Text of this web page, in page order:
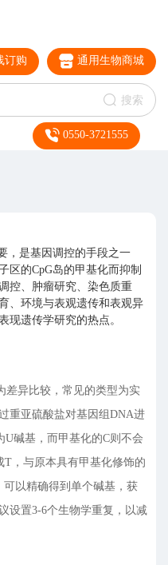
订购 通用生物商城
搜索
0550-3721555
是基因调控的手段之一
区的CpG岛的甲基化而抑制
控、肿瘤研究、染色质重
、环境与表观遗传和表观异
现遗传学研究的热点。
异比较，常见的类型为实
重亚硫酸盐对基因组DNA进
碱基，而甲基化的C则不会
T，与原本具有甲基化修饰的
可以精确得到单个碱基，获
设置3-6个生物学重复，以减